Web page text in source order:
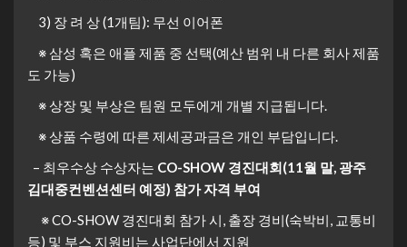
3) 장 려 상 (1개팀): 무선 이어폰
※ 삼성 혹은 애플 제품 중 선택(예산 범위 내 다른 회사 제품
도 가능)
※ 상장 및 부상은 팀원 모두에게 개별 지급됩니다.
※ 상품 수령에 따른 제세공과금은 개인 부담입니다.
– 최우수상 수상자는 CO-SHOW 경진대회(11월 말, 광주
김대중컨벤션센터 예정) 참가 자격 부여
※ CO-SHOW 경진대회 참가 시, 출장 경비(숙박비, 교통비
등) 및 부스 지원비는 사업단에서 지원